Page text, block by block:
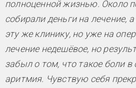
полноценной жизнью. Около
собирали деньги на лечение,
эту же клинику, но уже на
лечение недешёвое, но
забыл о том, что такое боли в
аритмия. Чувствую себя